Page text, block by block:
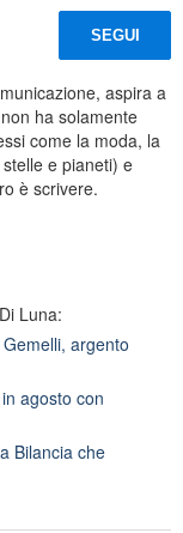
SEGUI
aspira a
ha solamente
come la moda, la
e pianeti) e
è scrivere.
Luna:
argento
agosto con
Bilancia che